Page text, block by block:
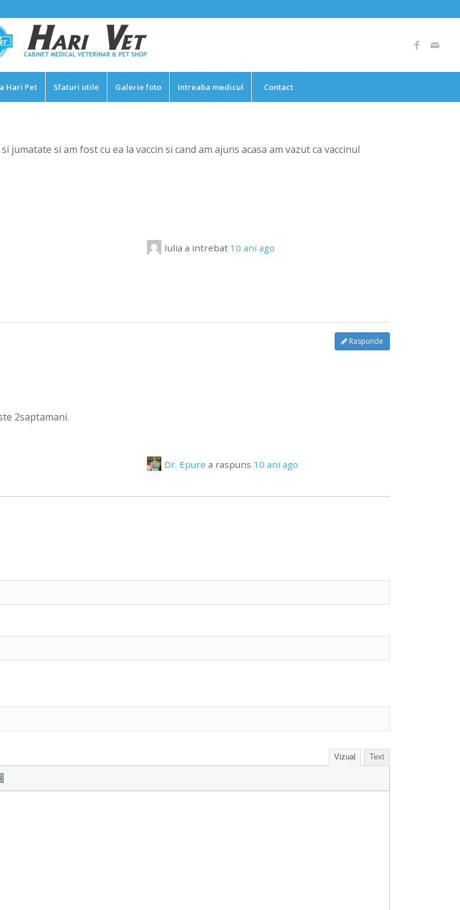
Hari Pet Sfaturi utile Galerie foto Intreaba medicul Contact
jumatate si am fost cu ea la vaccin si cand am ajuns acasa am vazut ca vaccinul
Iulia a intrebat 10 ani ago
Raspunde
2saptamani.
Dr. Epure a raspuns 10 ani ago
Vizual Text